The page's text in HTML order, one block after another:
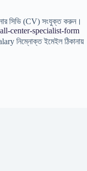
সিভি (CV) সংযুক্ত করুন।
center-specialist-form
নিম্নোক্ত ইমেইল ঠিকানায়